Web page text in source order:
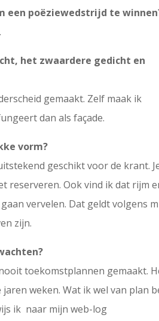
een poëziewedstrijd te
het zwaardere gedicht en
gemaakt. Zelf maak ik
dan als façade.
vorm?
geschikt voor de krant.
reserveren. Ook vind ik dat rijm
vervelen. Dat geldt volgens
zijn.
toekomstplannen gemaakt.
weken. Wat ik wel van plan
ik naar mijn web-log